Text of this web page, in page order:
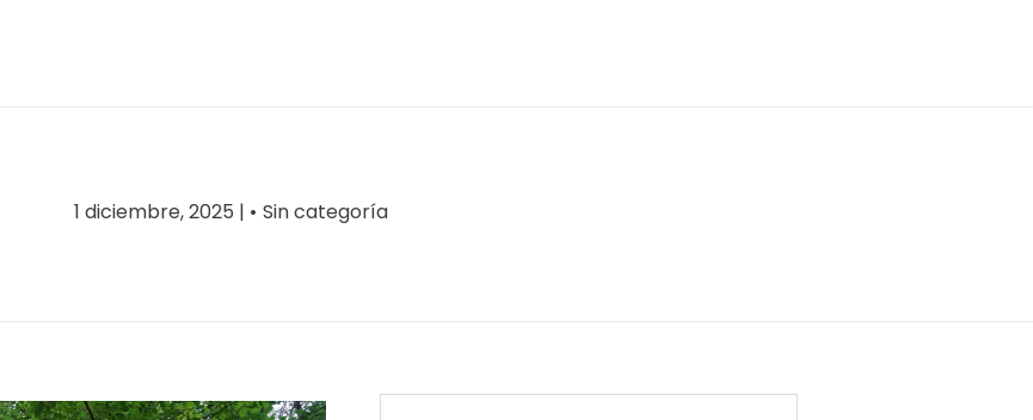
1 diciembre, 2025 | Sin categoría